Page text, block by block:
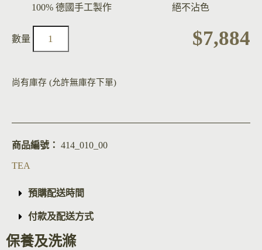
100% 德國手工製作 絕不沾色
$7,884
尚有庫存 (允許無庫存下單)
商品編號： 414_010_00
TEA
預購配送時間
付款及配送方式
保養及洗滌